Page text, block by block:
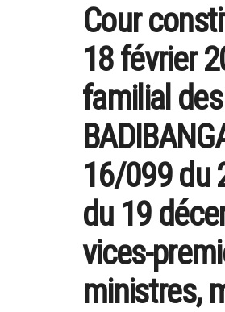
Cour
18 février
familial
16/099 du
du 19
vices-
ministres,